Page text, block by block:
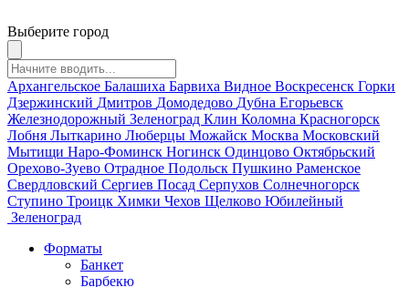
Выберите город
Архангельское Балашиха Барвиха Видное Воскресенск Горки
Дзержинский Дмитров Домодедово Дубна Егорьевск
Железнодорожный Зеленоград Клин Коломна Красногорск
Лобня Лыткарино Люберцы Можайск Москва Московский
Мытищи Наро-Фоминск Ногинск Одинцово Октябрьский
Орехово-Зуево Отрадное Подольск Пушкино Раменское
Свердловский Сергиев Посад Серпухов Солнечногорск
Ступино Троицк Химки Чехов Щелково Юбилейный
Зеленоград
Форматы
Банкет
Барбекю